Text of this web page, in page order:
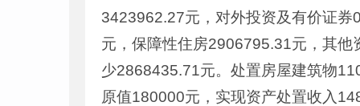
3423962.27元，对外投资及有价证
元，保障性住房2906795.31元，其
少2868435.71元。处置房屋建筑物
原值180000元，实现资产处置收入